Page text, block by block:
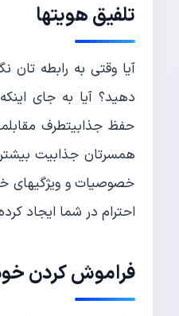
تلفیق هویتها
آیا وقتی به رابطه
دهید؟ آیا به جای
حفظ جذابیتطرف
همسرتان جذابیت
خصوصیات و ویژگیهای
احترام در شما ایجاد
فراموش کردن